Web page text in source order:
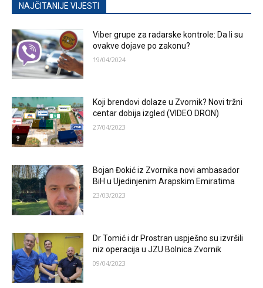
NAJČITANIJE VIJESTI
Viber grupe za radarske kontrole: Da li su
ovakve dojave po zakonu?
19/04/2024
Koji brendovi dolaze u Zvornik? Novi tržni
centar dobija izgled (VIDEO DRON)
27/04/2023
Bojan Đokić iz Zvornika novi ambasador
BiH u Ujedinjenim Arapskim Emiratima
23/03/2023
Dr Tomić i dr Prostran uspješno su izvršili
niz operacija u JZU Bolnica Zvornik
09/04/2023